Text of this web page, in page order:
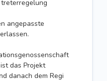
angepasste
das Projekt
danach dem Regi